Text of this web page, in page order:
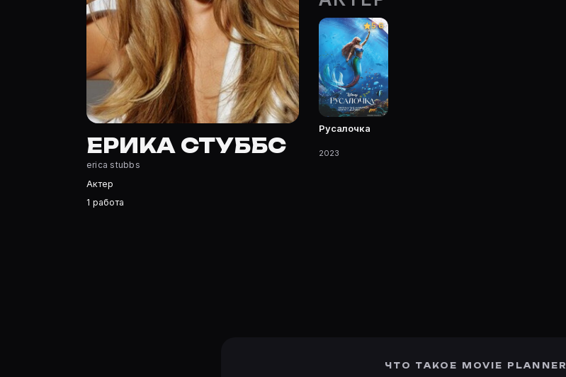
Ерика Стуббс — Актриса. Биография и роли на карточке Movie Planner.
Где открыть фильмографию Ерика Стуббс?
На Movie Planner: https://movie-planner.ru/s/7149291 — фильмы, сериалы, роли и фото.
ЕРИКА СТУББС
erica stubbs
Актер
1 работа
5.6
Русалочка
2023
ЧТО ТАКОЕ MOVIE PLANNER